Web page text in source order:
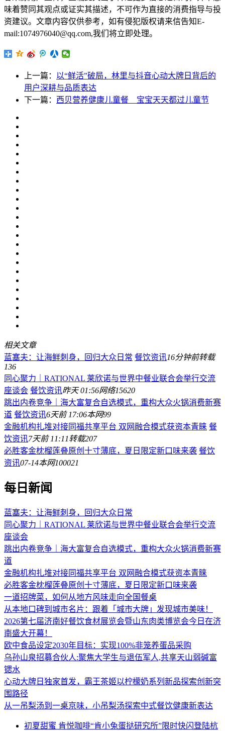
味着赞同其观点或证实其描述，不可作为直接的消费指导与投
资建议。文章内容仅供参考，如有侵犯版权请来信告知E-
mail:1074976040@qq.com,我们将立即处理。
上一篇： 以“鲜活”破局，林里与抖音心动大牌日背后的
用户深耕与品质表达
下一篇： 西贝营养健康儿童餐 宝宝天天都过儿童节
相关文章
蓝塞夫：让海鲜刺身，回归大众日常 餐饮资讯16分钟前转载
136
同心聚力｜RATIONAL 莱欣诺与世界中餐业联合会举行交流
座谈会 餐饮资讯昨天 01:56网络15620
跳出内卷竞争｜海大富复合自选模式，重构大众火锅消费新赛
道 餐饮资讯6天前 17:06本网99
金融机构扎堆对接同福共享平台 双网融合模式获资本青睐 餐
饮资讯7天前 11:11转载207
必胜客金枕榴莲叠原创十寸薄底，夏日限定新口味来袭 餐饮
资讯07-14本网100021
每日新闻
蓝塞夫：让海鲜刺身，回归大众日常
同心聚力｜RATIONAL 莱欣诺与世界中餐业联合会举行交流
座谈会
跳出内卷竞争｜海大富复合自选模式，重构大众火锅消费新赛
道
金融机构扎堆对接同福共享平台 双网融合模式获资本青睐
必胜客金枕榴莲叠原创十寸薄底，夏日限定新口味来袭
一道招牌菜，如何从地方风味走向全国餐桌
从本地口碑到城市名片：跟着「城市大牌」发现城市美味！
2026第七届济南好餐饮食材展览会暨山东肉类博览会今日在济
南盛大开幕！
欧中食品设定2030年目标：实现100%非笼养蛋品采购
乌孙山泉招募合伙人:聚焦大学生与退伍军人,共享天山弱碱富
锶水
心动大牌日独家首发，霸王茶姬以柠檬奶系列新品探索创新突
围路径
从一吊梨汤到一桌京味，小吊梨汤探索中式餐饮健康新表达
初夏甜蜜 肯悦咖啡“肯小兔蛋挞研究所”限时快闪登陆杭